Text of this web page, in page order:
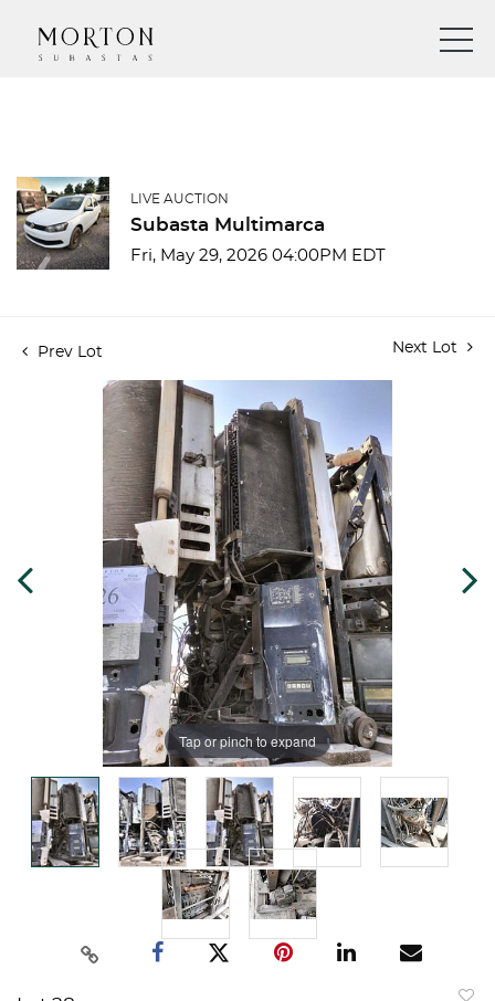
LIVE AUCTION
Subasta Multimarca
Fri, May 29, 2026 04:00PM EDT
Prev Lot Next Lot
Tap or pinch to expand